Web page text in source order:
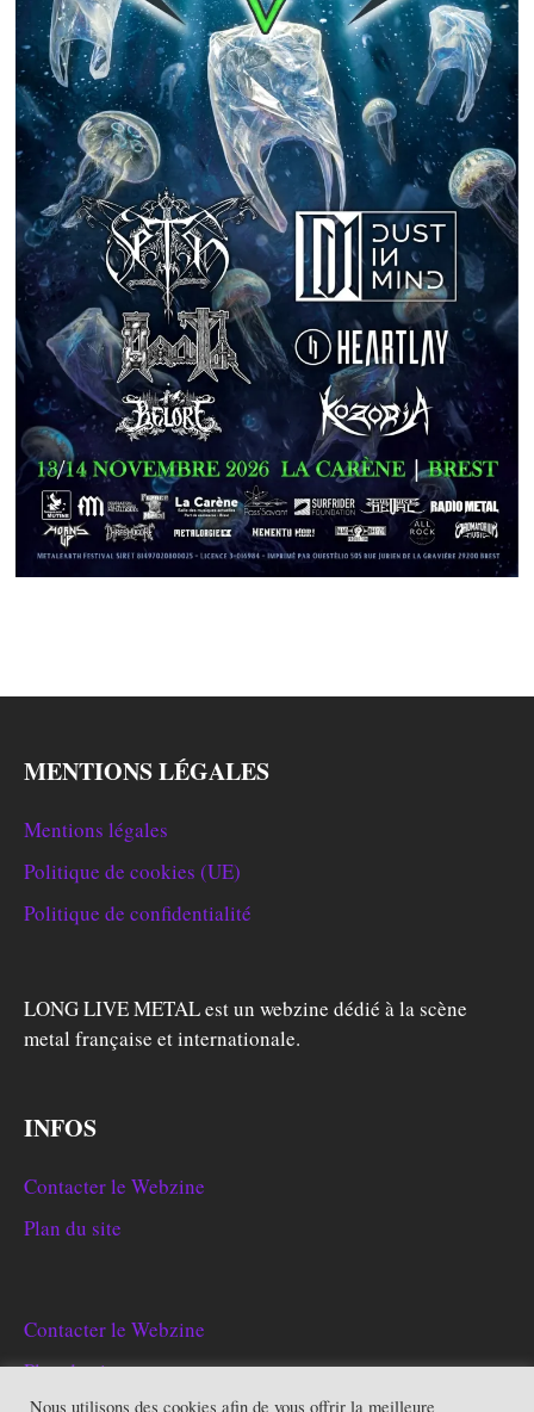
MENTIONS LÉGALES
Mentions légales
Politique de cookies (UE)
Politique de confidentialité
LONG LIVE METAL est un webzine dédié à la scène
metal française et internationale.
INFOS
Contacter le Webzine
Plan du site
Contacter le Webzine
Plan du site
Nous utilisons des cookies afin de vous offrir la meilleure